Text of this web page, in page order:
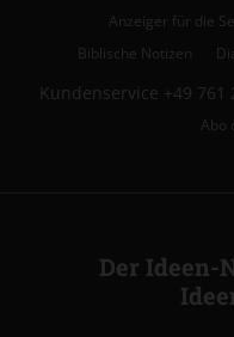
Anzeiger für die
Biblische Notizen
Kundenservice +49 761
Abo
Der Ideen-